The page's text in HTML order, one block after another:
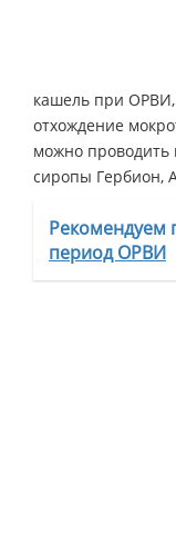
кашель при
отхождение
можно
сиропы Гербион,
Рекомендуем
период ОРВИ